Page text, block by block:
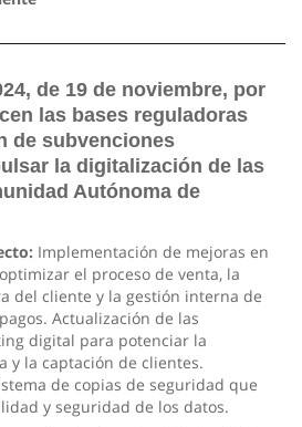
de 19 de noviembre, por
las bases reguladoras
de subvenciones
la digitalización de las
Autónoma de
Implementación de mejoras en
el proceso de venta, la
del cliente y la gestión interna de
Actualización de las
digital para potenciar la
y la captación de clientes.
de copias de seguridad que
y seguridad de los datos.